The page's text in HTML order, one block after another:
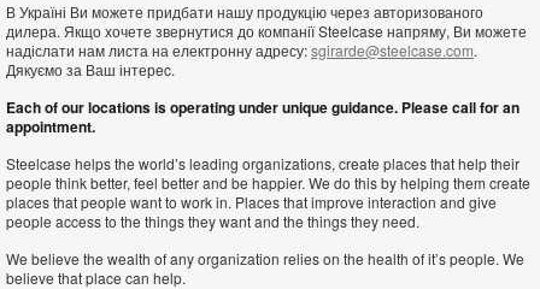
В Україні Ви можете придбати нашу продукцію через авторизованого
дилера. Якщо хочете звернутися до компанії Steelcase напряму, Ви можете
надіслати нам листа на електронну адресу:sgirarde@steelcase.com.
Дякуємо за Ваш інтерec.
Each of our locations is operating under unique guidance. Please call for an
appointment.
Steelcase helps the world’s leading organizations, create places that help their
people think better, feel better and be happier. We do this by helping them create
places that people want to work in. Places that improve interaction and give
people access to the things they want and the things they need.
We believe the wealth of any organization relies on the health of it’s people. We
believe that place can help.